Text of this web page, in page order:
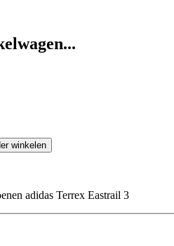
winkelen
adidas Terrex Eastrail 3